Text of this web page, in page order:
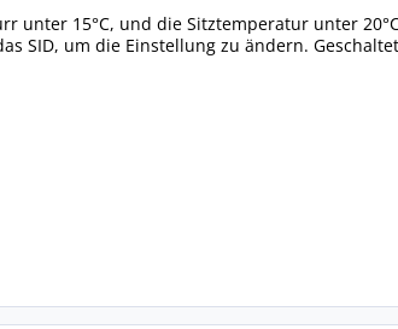
unter 15°C, und die Sitztemperatur unter
SID, um die Einstellung zu ändern.